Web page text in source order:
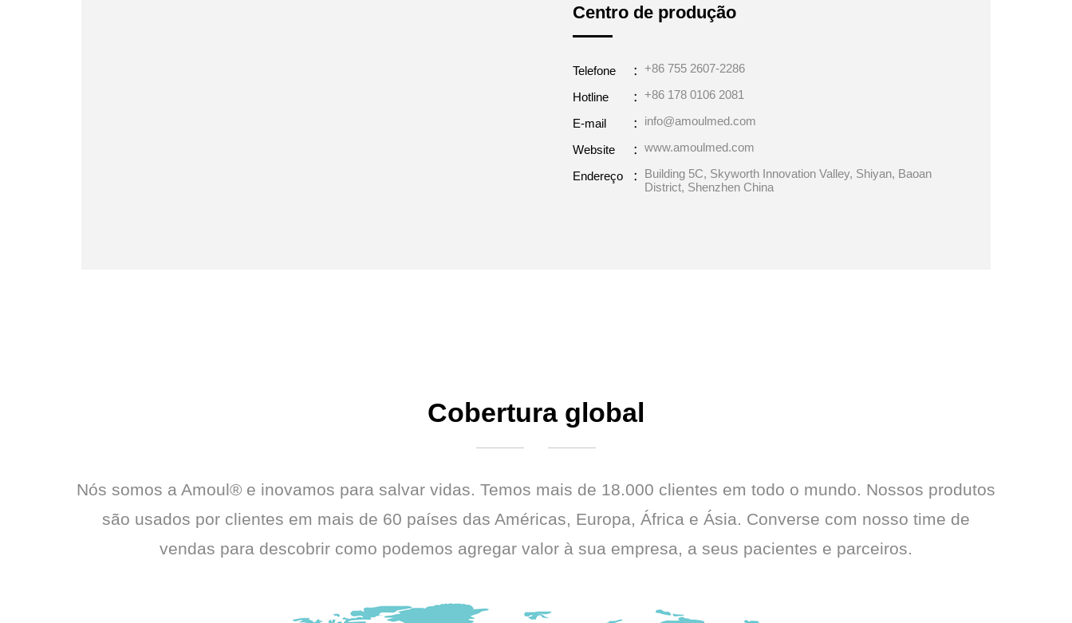
Centro de produção
Telefone： +86 755 2607-2286
Hotline： +86 178 0106 2081
E-mail： info@amoulmed.com
Website： www.amoulmed.com
Endereço： Building 5C, Skyworth Innovation Valley, Shiyan, Baoan
District, Shenzhen China
Cobertura global
Nós somos a Amoul® e inovamos para salvar vidas. Temos mais de 18.000 clientes em todo o mundo. Nossos produtos
são usados por clientes em mais de 60 países das Américas, Europa, África e Ásia. Converse com nosso time de
vendas para descobrir como podemos agregar valor à sua empresa, a seus pacientes e parceiros.